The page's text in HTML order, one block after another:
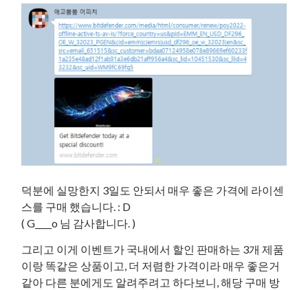
덕분에 실망한지 3일도 안되서 매우 좋은 가격에 라이센
스를 구매 했습니다. : D
( G____o 님 감사합니다. )
그리고 이게 이벤트가 국내에서 할인 판매하는 3개 제품
이랑 똑같은 상품이고, 더 저렴한 가격이라 매우 좋은거
같아 다른 분에게도 알려주려고 하다보니, 해당 구매 방